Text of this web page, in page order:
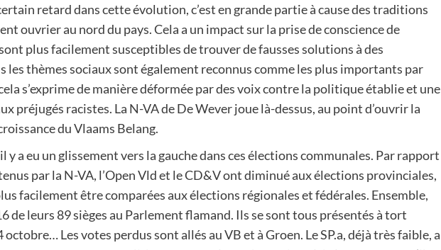
retard dans cette évolution, c’est en grande partie à cause des traditions
ouvrier au nord du pays. Cela a un impact sur la prise de conscience de
plus facilement susceptibles de trouver de fausses solutions à des
les thèmes sociaux sont également reconnus comme les plus importants par
s’exprime de manière déformée par des voix contre la politique établie et une
préjugés racistes. La N-VA de De Wever joue là-dessus, au point d’ouvrir la
du Vlaams Belang.
y a eu un glissement vers la gauche dans ces élections communales. Par rapport
par la N-VA, l’Open Vld et le CD&V ont diminué aux élections provinciales,
facilement être comparées aux élections régionales et fédérales. Ensemble,
de leurs 89 sièges au Parlement flamand. Ils se sont tous présentés à tort
Les votes perdus sont allés au VB et à Groen. Le SP.a, déjà très faible, a